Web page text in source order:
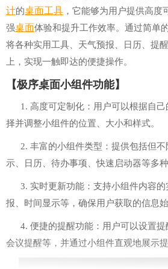
计的桌面工具 ，它能够为用户提供高度
强桌面体验和提升工作效率。通过简单
将各种实用工具、天气预报、日历、提
上，实现一触即达的便捷操作。
【极序桌面小组件功能】
1. 高度可定制化：用户可以根据自
择并调整小组件的位置、大小和样式。
2. 丰富的小组件类型：提供包括但
示、日历、待办事项、快速启动器等多
3. 实时更新功能：支持小组件内容
报、时间显示等，确保用户获取的信息始
4. 便捷的提醒功能：用户可以设置提
会议提醒等，并通过小组件直观地展示提